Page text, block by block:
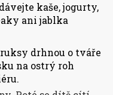
kaše, jogurty,
ani jablka
drhnou o tváře
na ostrý roh